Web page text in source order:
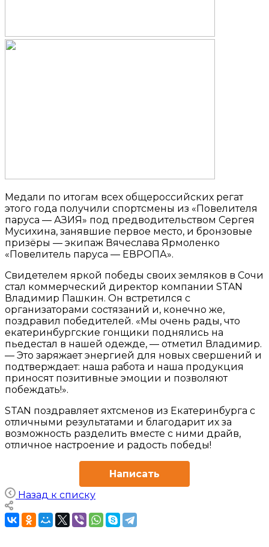
Медали по итогам всех общероссийских регат
этого года получили спортсмены из «Повелителя
паруса — АЗИЯ» под предводительством Сергея
Мусихина, занявшие первое место, и бронзовые
призёры — экипаж Вячеслава Ярмоленко
«Повелитель паруса — ЕВРОПА».
Свидетелем яркой победы своих земляков в Сочи
стал коммерческий директор компании STAN
Владимир Пашкин. Он встретился с
организаторами состязаний и, конечно же,
поздравил победителей. «Мы очень рады, что
екатеринбургские гонщики поднялись на
пьедестал в нашей одежде, — отметил Владимир.
— Это заряжает энергией для новых свершений и
подтверждает: наша работа и наша продукция
приносят позитивные эмоции и позволяют
побеждать!».
STAN поздравляет яхтсменов из Екатеринбурга с
отличными результатами и благодарит их за
возможность разделить вместе с ними драйв,
отличное настроение и радость победы!
Написать
Назад к списку